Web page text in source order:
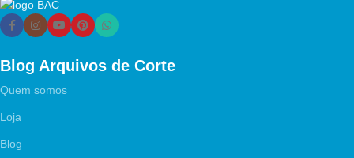
Blog Arquivos de Corte
Quem somos
Loja
Blog